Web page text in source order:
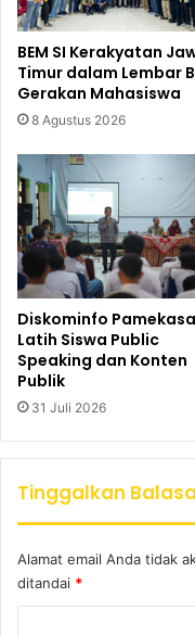
BEM SI Kerakyatan
Timur dalam Lembar
Gerakan Mahasiswa
8 Agustus 2026
Diskominfo
Latih Siswa Public
Speaking dan Konten
Publik
31 Juli 2026
Tinggalkan
Alamat email Anda tidak
ditandai *